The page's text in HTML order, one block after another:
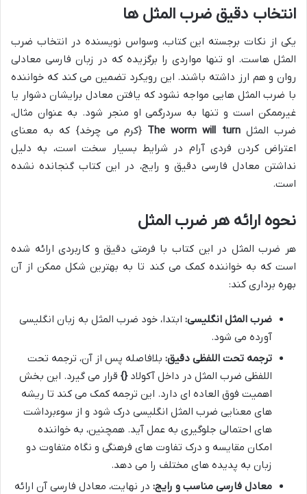
انتخاب دقیق ضرب المثل ها
یکی از نکات برجسته این کتاب، وسواس نویسنده در انتخاب ضرب
المثل هاست. او تنها مواردی را برگزیده که در زبان فارسی معادلی
روان و هم ارز داشته باشند. این رویکرد تضمین می کند که خواننده
با ضرب المثل هایی مواجه نشود که یافتن معادل برایشان دشوار یا
غیرممکن است و تنها به سردرگمی او منجر شود. به عنوان مثال،
ضرب المثلThe worm will turn {کرم می چرخد} که به معنای
اعتراض کردن فردی آرام در شرایط بسیار سخت است، به دلیل
نداشتن معادل فارسی دقیق و رایج، در این کتاب گنجانده نشده
است.
نحوه ارائه هر ضرب المثل
هر ضرب المثل در این کتاب با فرمتی دقیق و کاربردی ارائه شده
است که به خواننده کمک می کند تا به بهترین شکل ممکن از آن
بهره برداری کند:
ضرب المثل انگلیسی: ابتدا، خود ضرب المثل به زبان انگلیسی
آورده می شود.
ترجمه تحت اللفظی دقیق: بلافاصله پس از آن، ترجمه تحت
اللفظی ضرب المثل در داخل آکولاد{} قرار می گیرد. این بخش
اهمیت فوق العاده ای دارد. این ترجمه کمک می کند تا ریشه
های معنایی ضرب المثل انگلیسی درک شود و از سوءبرداشت
های احتمالی جلوگیری به عمل آید. همچنین، به خواننده
امکان مقایسه و درک تفاوت های فرهنگی و نگاه متفاوت دو
زبان به پدیده های مختلف را می دهد.
معادل فارسی مناسب و رایج: در نهایت، معادل فارسی آن ارائه